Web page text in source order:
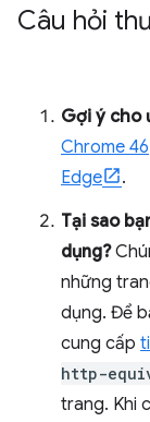
Câu hỏi
Gợi ý cho
Chrome 46
Edge
.
Tại sao
dụng?
những
dụng. Để
cung cấp
http-
trang. Khi